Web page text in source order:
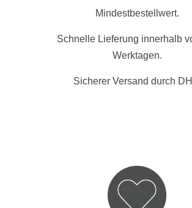
Mindestbestellwert.
Schnelle Lieferung innerhalb
Werktagen.
Sicherer Versand durch